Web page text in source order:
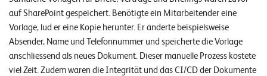
n
z
e
n
auf SharePoint gespeichert. Benötigte ein Mitarbeitender eine
Vorlage, lud er eine Kopie herunter. Er änderte beispielsweise
Absender, Name und Telefonnummer und speicherte die Vorlage
anschliessend als neues Dokument. Dieser manuelle Prozess kostete
viel Zeit. Zudem waren die Integrität und das CI/CD der Dokumente